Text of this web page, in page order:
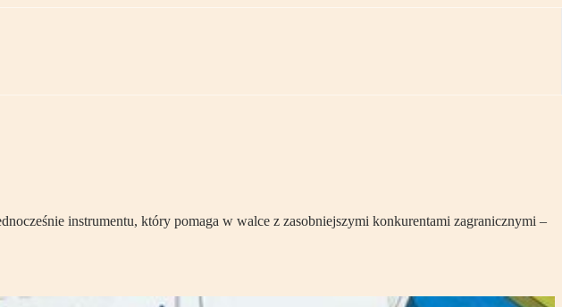
instrumentu, który pomaga w walce z zasobniejszymi konkurentami zagranicznymi –